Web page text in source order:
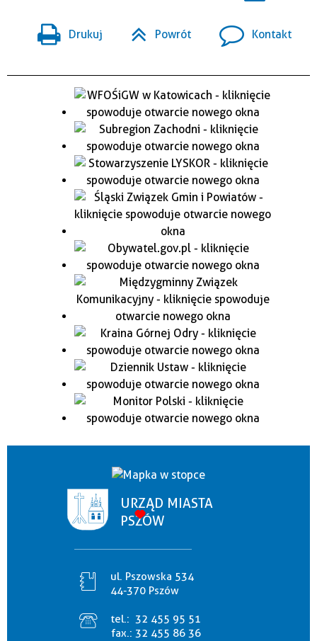
Drukuj Powrót Kontakt
URZĄD MIASTA
PSZÓW
ul. Pszowska 534
44-370 Pszów
tel.: 32 455 95 51
fax.: 32 455 86 36